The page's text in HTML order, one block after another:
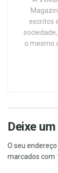
escritos
o mesmo
Deixe
O seu
marcados com